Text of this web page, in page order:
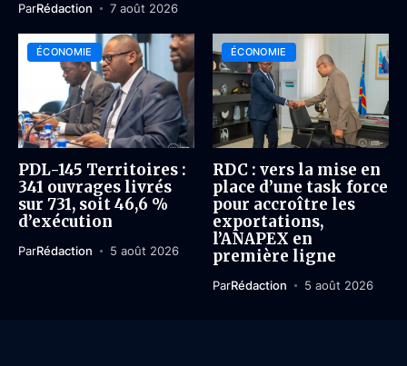
ParRédaction 7 août 2026
ÉCONOMIE
PDL-145 Territoires :
341 ouvrages livrés
sur 731, soit 46,6 %
d’exécution
ParRédaction 5 août 2026
ÉCONOMIE
RDC : vers la mise en
place d’une task force
pour accroître les
exportations,
l’ANAPEX en
première ligne
ParRédaction 5 août 2026